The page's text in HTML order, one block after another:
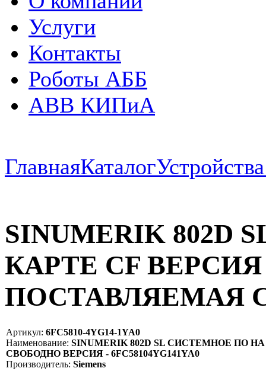
Услуги
Контакты
Роботы АББ
ABB КИПиА
ГлавнаяКаталог
SINUMERIK
КАРТЕ CF ВЕРСИЯ
ПОСТАВЛЯЕМАЯ
Артикул: 6FC5810-4YG14-1YA0
Наименование: SINUMERIK 802D SL СИСТЕМНОЕ ПО
СВОБОДНО ВЕРСИЯ - 6FC58104YG141YA0
Производитель: Siemens